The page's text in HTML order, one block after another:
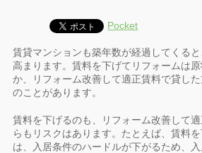
Pocket
賃貸マンションも築年数が経過してくる
高まります。賃料を下げてリフォームは
か、リフォーム改善して適正賃料で貸し
のことがあります。
賃料を下げるのも、リフォーム改善して
らもリスクはあります。たとえば、賃料
は、入居条件のハードルが下がるため、